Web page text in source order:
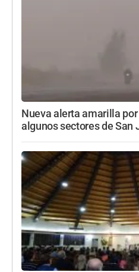
Nueva alerta amarilla
algunos sectores de San